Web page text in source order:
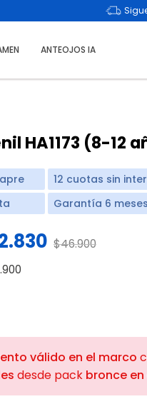
ANTEOJOS IA
HA1173 (8-12
12 cuotas sin
Garantía 6 meses
Price reduced from
$46.900to
reduced from
válido en el marco
desde pack bronce